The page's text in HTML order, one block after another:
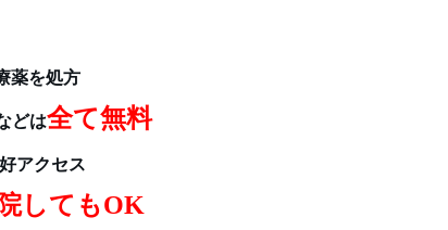
薬を処方
どは全て無料
アクセス
してもOK